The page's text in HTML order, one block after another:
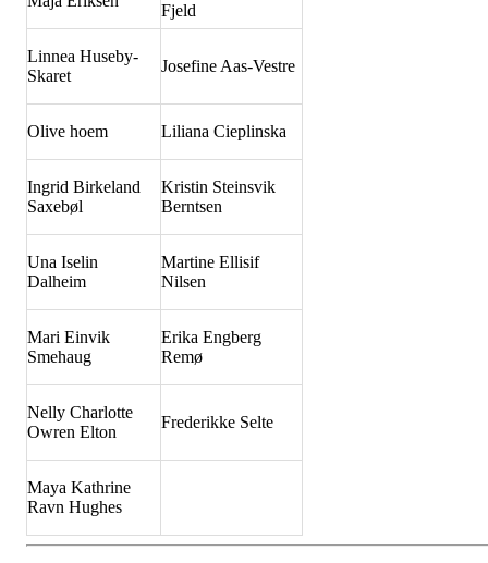
Fjeld
Linnea Huseby-
Skaret
Josefine Aas-Vestre
Olive hoem Liliana Cieplinska
Ingrid Birkeland
Saxebøl
Kristin Steinsvik
Berntsen
Una Iselin
Dalheim
Martine Ellisif
Nilsen
Mari Einvik
Smehaug
Erika Engberg
Remø
Nelly Charlotte
Owren Elton
Frederikke Selte
Maya Kathrine
Ravn Hughes